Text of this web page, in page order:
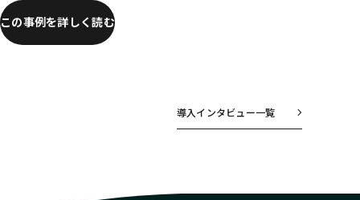
この事例を詳しく読む
導入インタビュー一覧